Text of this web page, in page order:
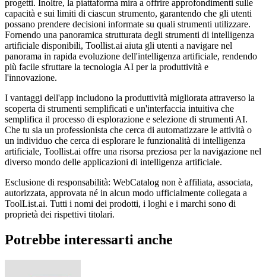
progetti. Inoltre, la piattaforma mira a offrire approfondimenti sulle
capacità e sui limiti di ciascun strumento, garantendo che gli utenti
possano prendere decisioni informate su quali strumenti utilizzare.
Fornendo una panoramica strutturata degli strumenti di intelligenza
artificiale disponibili, Toollist.ai aiuta gli utenti a navigare nel
panorama in rapida evoluzione dell'intelligenza artificiale, rendendo
più facile sfruttare la tecnologia AI per la produttività e
l'innovazione.
I vantaggi dell'app includono la produttività migliorata attraverso la
scoperta di strumenti semplificati e un'interfaccia intuitiva che
semplifica il processo di esplorazione e selezione di strumenti AI.
Che tu sia un professionista che cerca di automatizzare le attività o
un individuo che cerca di esplorare le funzionalità di intelligenza
artificiale, Toollist.ai offre una risorsa preziosa per la navigazione nel
diverso mondo delle applicazioni di intelligenza artificiale.
Esclusione di responsabilità: WebCatalog non è affiliata, associata,
autorizzata, approvata né in alcun modo ufficialmente collegata a
ToolList.ai. Tutti i nomi dei prodotti, i loghi e i marchi sono di
proprietà dei rispettivi titolari.
Potrebbe interessarti anche